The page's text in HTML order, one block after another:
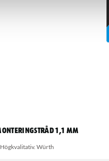
1,1 mm
Högkvalitativ. Würth